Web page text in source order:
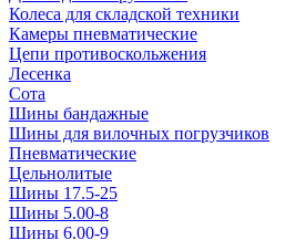
Колеса для складской техники
Камеры пневматические
Цепи противоскольжения
Лесенка
Сота
Шины бандажные
Шины для вилочных погрузчиков
Пневматические
Цельнолитые
Шины 17.5-25
Шины 5.00-8
Шины 6.00-9